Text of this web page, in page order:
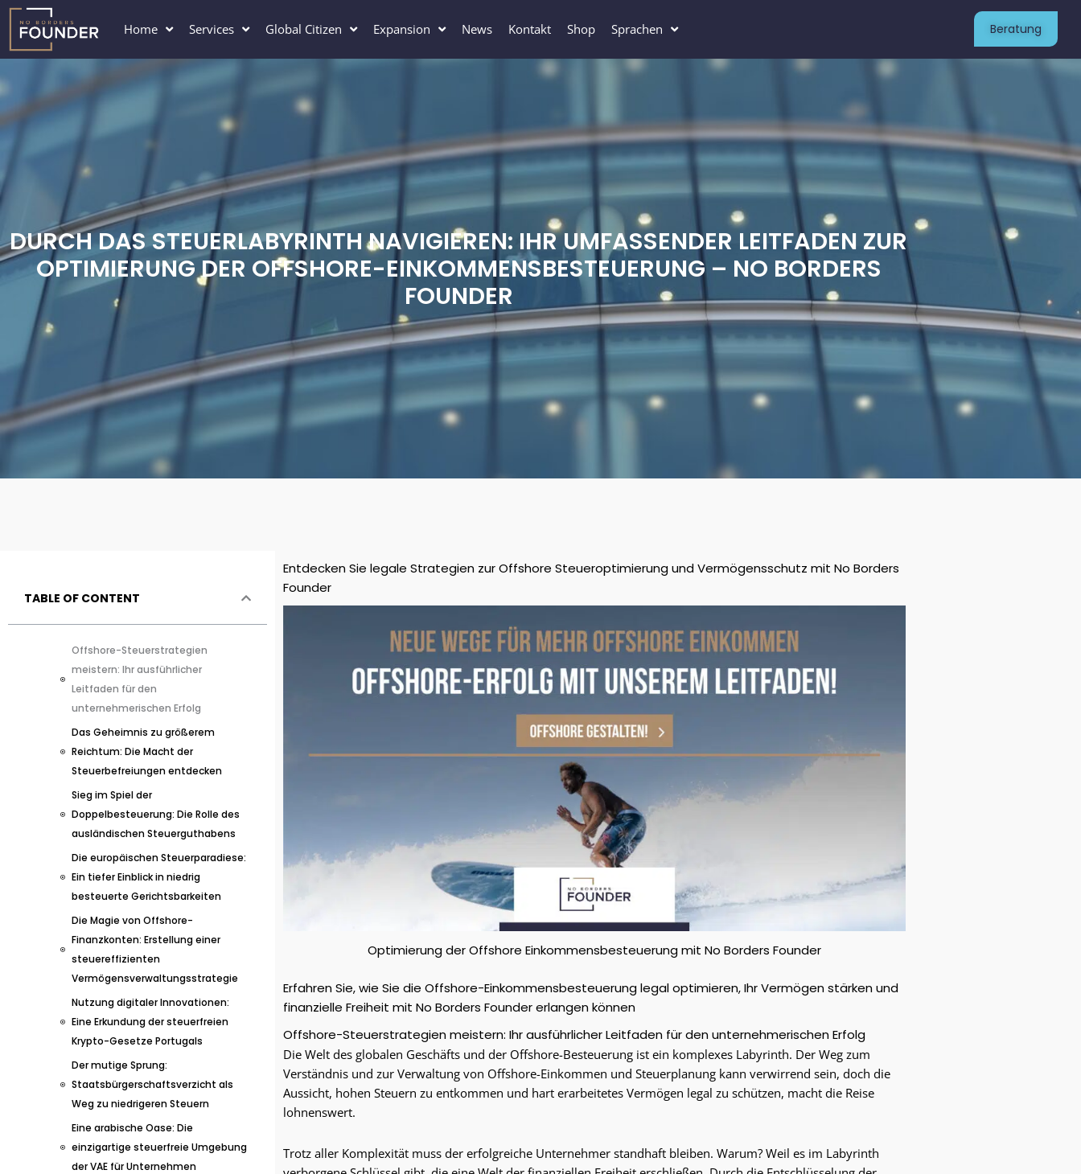
Zum
Inhalt
springen
Home Services Global Citizen Expansion News Kontakt Shop Sprachen Beratung
DURCH DAS STEUERLABYRINTH NAVIGIEREN: IHR UMFASSENDER LEITFADEN ZUR
OPTIMIERUNG DER OFFSHORE-EINKOMMENSBESTEUERUNG – NO BORDERS
FOUNDER
TABLE OF CONTENT
Offshore-Steuerstrategien
meistern: Ihr ausführlicher
Leitfaden für den
unternehmerischen Erfolg
Das Geheimnis zu größerem
Reichtum: Die Macht der
Steuerbefreiungen entdecken
Sieg im Spiel der
Doppelbesteuerung: Die Rolle des
ausländischen Steuerguthabens
Die europäischen Steuerparadiese:
Ein tiefer Einblick in niedrig
besteuerte Gerichtsbarkeiten
Die Magie von Offshore-
Finanzkonten: Erstellung einer
steuereffizienten
Vermögensverwaltungsstrategie
Nutzung digitaler Innovationen:
Eine Erkundung der steuerfreien
Krypto-Gesetze Portugals
Der mutige Sprung:
Staatsbürgerschaftsverzicht als
Weg zu niedrigeren Steuern
Eine arabische Oase: Die
einzigartige steuerfreie Umgebung
der VAE für Unternehmen
Entdecken Sie legale Strategien zur Offshore Steueroptimierung und Vermögensschutz mit No Borders
Founder
Optimierung der Offshore Einkommensbesteuerung mit No Borders Founder
Erfahren Sie, wie Sie die Offshore-Einkommensbesteuerung legal optimieren, Ihr Vermögen stärken und
finanzielle Freiheit mit No Borders Founder erlangen können
Offshore-Steuerstrategien meistern: Ihr ausführlicher Leitfaden für den unternehmerischen Erfolg
Die Welt des globalen Geschäfts und der Offshore-Besteuerung ist ein komplexes Labyrinth. Der Weg zum
Verständnis und zur Verwaltung von Offshore-Einkommen und Steuerplanung kann verwirrend sein, doch die
Aussicht, hohen Steuern zu entkommen und hart erarbeitetes Vermögen legal zu schützen, macht die Reise
lohnenswert.
Trotz aller Komplexität muss der erfolgreiche Unternehmer standhaft bleiben. Warum? Weil es im Labyrinth